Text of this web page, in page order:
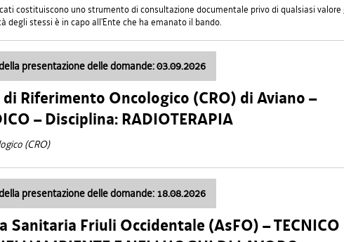
costituiscono uno strumento di consultazione documentale privo di qualsiasi valore
degli stessi è in capo all'Ente che ha emanato il bando.
presentazione delle domande: 03.09.2026
Riferimento Oncologico (CRO) di Aviano –
– Disciplina: RADIOTERAPIA
(CRO)
presentazione delle domande: 18.08.2026
Sanitaria Friuli Occidentale (AsFO) – TECNICO